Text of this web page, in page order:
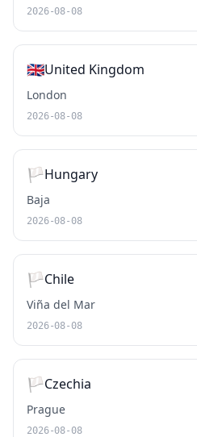
2026-08-08
🇬🇧United Kingdom
London
2026-08-08
🏳️Hungary
Baja
2026-08-08
🏳️Chile
Viña del Mar
2026-08-08
🏳️Czechia
Prague
2026-08-08